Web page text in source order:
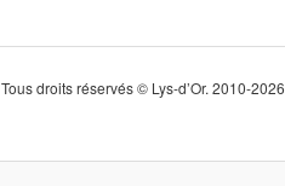
Tous droits réservés © Lys-d’Or. 2010-2026